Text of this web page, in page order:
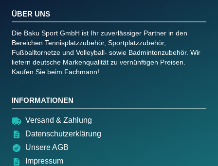
ÜBER UNS
Die Baku Sport GmbH ist Ihr zuverlässiger Partner in den
Bereichen Tennisplatzzubehör, Sportplatzzubehör,
Fußballtornetze und Volleyball- sowie Badmintonzubehör. Wir
liefern deutsche Markenqualität zu vernünftigen Preisen.
Kaufen Sie beim Fachmann!
INFORMATIONEN
Versand & Zahlung
Datenschutzerklärung
Unsere AGB
Impressum